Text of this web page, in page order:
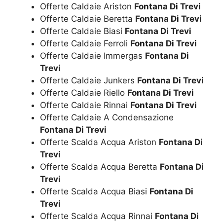
Offerte Caldaie Ariston Fontana Di Trevi
Offerte Caldaie Beretta Fontana Di Trevi
Offerte Caldaie Biasi Fontana Di Trevi
Offerte Caldaie Ferroli Fontana Di Trevi
Offerte Caldaie Immergas Fontana Di
Trevi
Offerte Caldaie Junkers Fontana Di Trevi
Offerte Caldaie Riello Fontana Di Trevi
Offerte Caldaie Rinnai Fontana Di Trevi
Offerte Caldaie A Condensazione
Fontana Di Trevi
Offerte Scalda Acqua Ariston Fontana Di
Trevi
Offerte Scalda Acqua Beretta Fontana Di
Trevi
Offerte Scalda Acqua Biasi Fontana Di
Trevi
Offerte Scalda Acqua Rinnai Fontana Di